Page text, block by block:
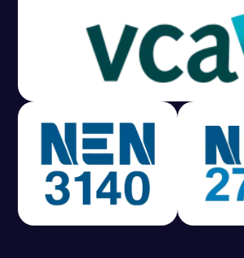
M
Gratis offerte in 24 uur
Geen lekkage? Geen betaling.
Vast tarief van € 395,- exc btw.
Rapport binnen 3 werkdagen.
100% RIsicovrij.
Vaak vergoed door verzekeraar.